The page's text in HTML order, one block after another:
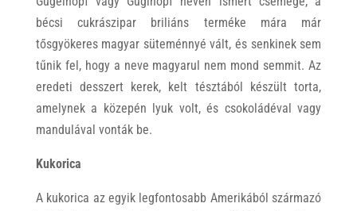
bécsi cukrászipar briliáns terméke mára már
tősgyökeres magyar süteménnyé vált, és senkinek sem
tűnik fel, hogy a neve magyarul nem mond semmit. Az
eredeti desszert kerek, kelt tésztából készült torta,
amelynek a közepén lyuk volt, és csokoládéval vagy
mandulával vonták be.
Kukorica
A kukorica az egyik legfontosabb Amerikából származó